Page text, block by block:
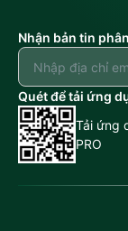
Nhận bản tin
Quét để tải ứng
Tải ứng
PRO